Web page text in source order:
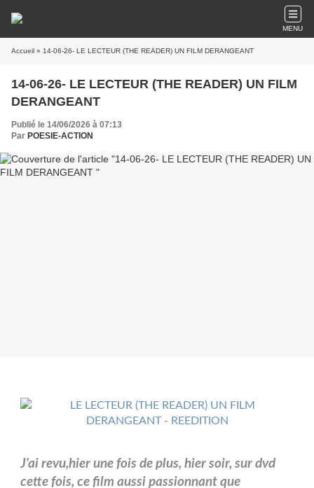
MENU
Accueil » 14-06-26- LE LECTEUR (THE READER) UN FILM DERANGEANT
14-06-26- LE LECTEUR (THE READER) UN FILM
DERANGEANT
Publié le 14/06/2026 à 07:13
Par POESIE-ACTION
J'ai revu,hier une fois de plus, hier soir, sur dvd
cette fois, ce film aussi passionnant que